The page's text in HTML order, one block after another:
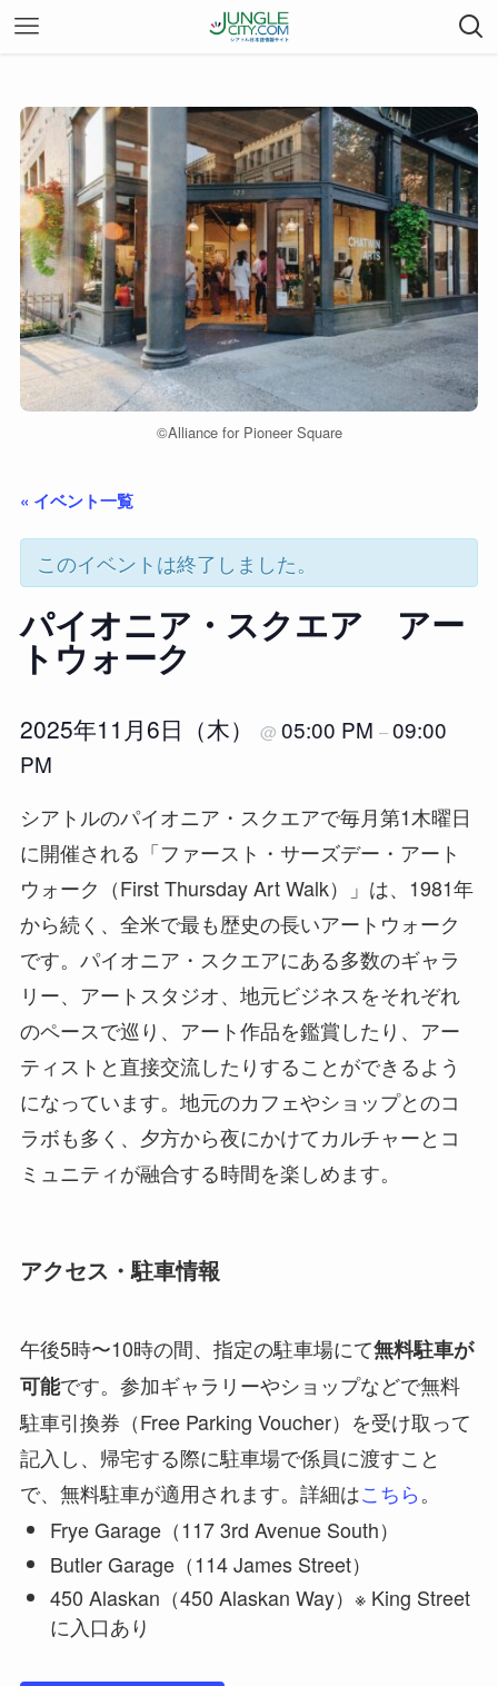
©︎Alliance for Pioneer Square
« イベント一覧
このイベントは終了しました。
パイオニア・スクエア アー
トウォーク
2025年11月6日（木） @ 05:00 PM –09:00
PM
シアトルのパイオニア・スクエアで毎月第1木曜日
に開催される「ファースト・サーズデー・アート
ウォーク（First Thursday Art Walk）」は、1981年
から続く、全米で最も歴史の長いアートウォーク
です。パイオニア・スクエアにある多数のギャラ
リー、アートスタジオ、地元ビジネスをそれぞれ
のペースで巡り、アート作品を鑑賞したり、アー
ティストと直接交流したりすることができるよう
になっています。地元のカフェやショップとのコ
ラボも多く、夕方から夜にかけてカルチャーとコ
ミュニティが融合する時間を楽しめます。
アクセス・駐車情報
午後5時〜10時の間、指定の駐車場にて無料駐車が
可能です。参加ギャラリーやショップなどで無料
駐車引換券（Free Parking Voucher）を受け取って
記入し、帰宅する際に駐車場で係員に渡すこと
で、無料駐車が適用されます。詳細はこちら。
Frye Garage（117 3rd Avenue South）
Butler Garage（114 James Street）
450 Alaskan（450 Alaskan Way）※ King Street
に入口あり